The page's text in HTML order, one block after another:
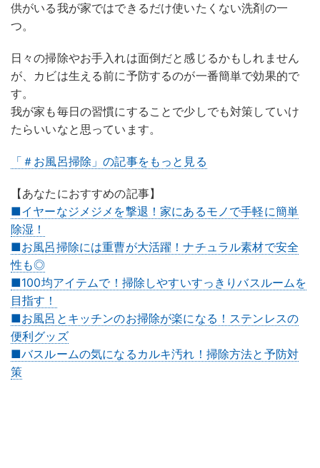
供がいる我が家ではできるだけ使いたくない洗剤の一
つ。
日々の掃除やお手入れは面倒だと感じるかもしれません
が、カビは生える前に予防するのが一番簡単で効果的で
す。
我が家も毎日の習慣にすることで少しでも対策していけ
たらいいなと思っています。
「＃お風呂掃除」の記事をもっと見る
【あなたにおすすめの記事】
■イヤーなジメジメを撃退！家にあるモノで手軽に簡単
除湿！
■お風呂掃除には重曹が大活躍！ナチュラル素材で安全
性も◎
■100均アイテムで！掃除しやすいすっきりバスルームを
目指す！
■お風呂とキッチンのお掃除が楽になる！ステンレスの
便利グッズ
■バスルームの気になるカルキ汚れ！掃除方法と予防対
策